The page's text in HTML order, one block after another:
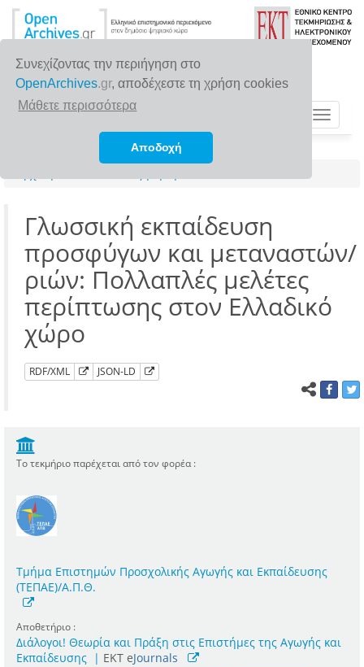
Συνεχίζοντας την περιήγηση στο
OpenArchives.gr, αποδέχεστε τη χρήση cookies
Μάθετε περισσότερα
Αποδοχή
Toggle
Γλωσσική εκπαίδευση
προσφύγων και μεταναστών/
ριών: Πολλαπλές μελέτες
περίπτωσης στον Ελλαδικό
χώρο
RDF/XML JSON-LD
Το τεκμήριο παρέχεται από τον φορέα :
Τμήμα Επιστημών Προσχολικής Αγωγής και Εκπαίδευσης
(ΤΕΠΑΕ)/Α.Π.Θ.
Αποθετήριο :
Διάλογοι! Θεωρία και Πράξη στις Επιστήμες της Αγωγής και
Εκπαίδευσης | ΕΚΤ eJournals